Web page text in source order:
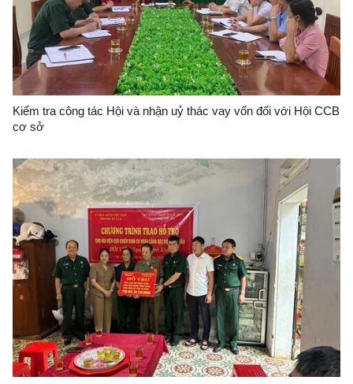
Kiểm tra công tác Hội và nhận uỷ thác vay vốn đối với Hội CCB
cơ sở